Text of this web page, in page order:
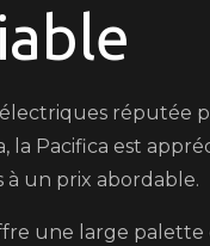
réputée
la Pacifica est
un prix abordable.
une large